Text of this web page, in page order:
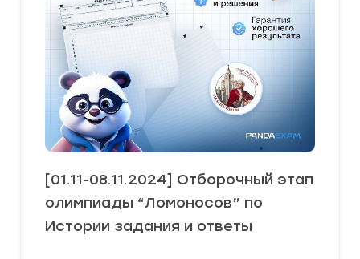
[01.11-08.11.2024] Отборочный этап
олимпиады “Ломоносов” по
Истории задания и ответы